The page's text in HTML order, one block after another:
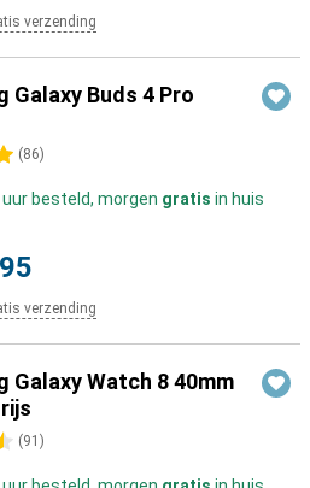
verzending
Galaxy Buds 4 Pro
(86)
uur besteld, morgen gratis in huis
verzending
Galaxy Watch 8 40mm
(91 )